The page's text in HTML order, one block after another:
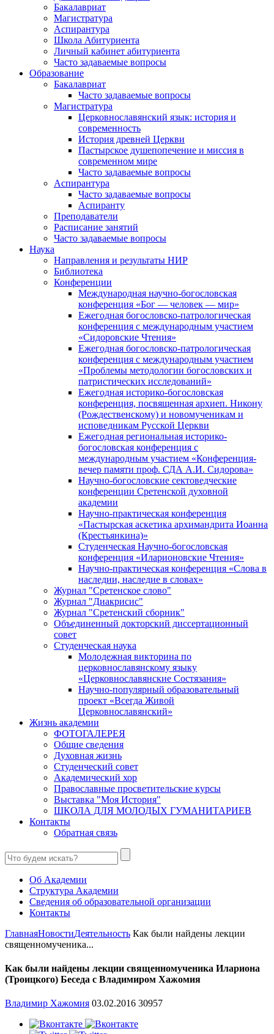
Бакалавриат
Магистратура
Аспирантура
Школа Абитуриента
Личный кабинет абитуриента
Часто задаваемые вопросы
Образование
Бакалавриат
Часто задаваемые вопросы
Магистратура
Церковнославянский язык: история и
современность
История древней Церкви
Пастырское душепопечение и миссия в
современном мире
Часто задаваемые вопросы
Аспирантура
Часто задаваемые вопросы
Аспиранту
Преподаватели
Расписание занятий
Часто задаваемые вопросы
Наука
Направления и результаты НИР
Библиотека
Конференции
Международная научно-богословская
конференция «Бог — человек — мир»
Ежегодная богословско-патрологическая
конференция с международным участием
«Сидоровские Чтения»
Ежегодная богословско-патрологическая
конференция с международным участием
«Проблемы методологии богословских и
патристических исследований»
Ежегодная историко-богословская
конференция, посвященная архиеп. Никону
(Рождественскому) и новомученикам и
исповедникам Русской Церкви
Ежегодная региональная историко-
богословская конференция с
международным участием «Конференция-
вечер памяти проф. СДА А.И. Сидорова»
Научно-богословские сектоведческие
конференции Сретенской духовной
академии
Научно-практическая конференция
«Пастырская аскетика архимандрита Иоанна
(Крестьянкина)»
Студенческая Научно-богословская
конференция «Иларионовские Чтения»
Научно-практическая конференция «Cлова в
наследии, наследие в словах»
Журнал "Сретенское слово"
Журнал "Диакрисис"
Журнал "Сретенский сборник"
Объединенный докторский диссертационный
совет
Студенческая наука
Молодежная викторина по
церковнославянскому языку
«Церковнославянские Состязания»
Научно-популярный образовательный
проект «Всегда Живой
Церковнославянский»
Жизнь академии
ФОТОГАЛЕРЕЯ
Общие сведения
Духовная жизнь
Студенческий совет
Академический хор
Православные просветительские курсы
Выставка "Моя История"
ШКОЛА ДЛЯ МОЛОДЫХ ГУМАНИТАРИЕВ
Контакты
Обратная связь
Об Академии
Структура Академии
Сведения об образовательной организации
Контакты
ГлавнаяНовостиДеятельность Как были найдены лекции
священномученика...
Как были найдены лекции священномученика Илариона
(Троицкого) Беседа с Владимиром Хажомия
Владимир Хажомия 03.02.2016 30957